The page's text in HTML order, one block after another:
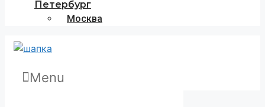
Петербург
Москва
Menu